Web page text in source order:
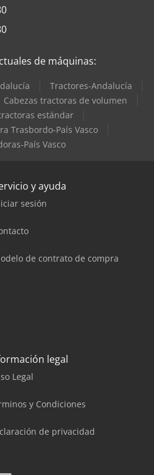
de máquinas:
Tractores-Andalucía
Cabezas tractoras de volumen
estándar
Trasbordo-País Vasco
País Vasco
y ayuda
sesión
de contrato de compra
legal
Legal
y Condiciones
de privacidad